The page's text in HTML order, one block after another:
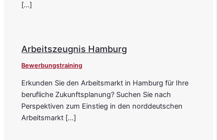
[…]
Arbeitszeugnis Hamburg
Bewerbungstraining
Erkunden Sie den Arbeitsmarkt in Hamburg für Ihre
berufliche Zukunftsplanung? Suchen Sie nach
Perspektiven zum Einstieg in den norddeutschen
Arbeitsmarkt […]